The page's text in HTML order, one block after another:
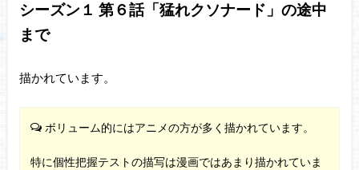
シーズン１ 第６話「猛れクソナード」の途中
まで
描かれています。
ボリューム的にはアニメの方が多く描かれています。
特に個性把握テストの描写は漫画ではあまり描かれていま